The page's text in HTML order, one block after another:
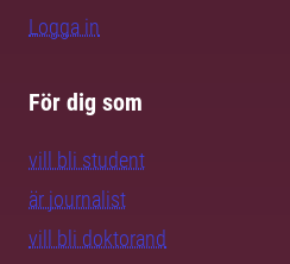
Logga in
För dig som
vill bli student
är journalist
vill bli doktorand